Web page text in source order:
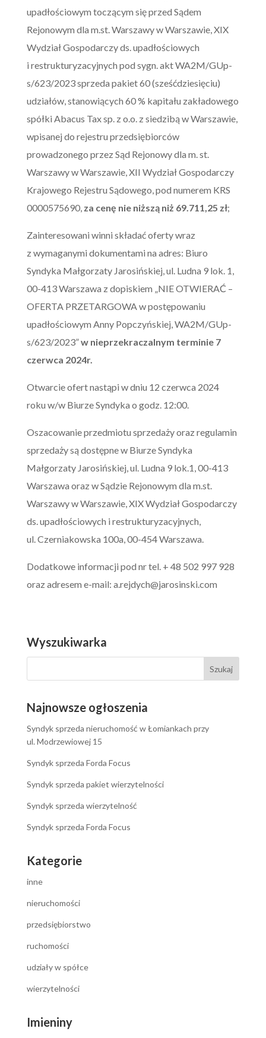
upadłościowym toczącym się przed Sądem
Rejonowym dla m.st. Warszawy w Warszawie, XIX
Wydział Gospodarczy ds. upadłościowych
i restrukturyzacyjnych pod sygn. akt WA2M/GUp-
s/623/2023 sprzeda pakiet 60 (sześćdziesięciu)
udziałów, stanowiących 60 % kapitału zakładowego
spółki Abacus Tax sp. z o.o. z siedzibą w Warszawie,
wpisanej do rejestru przedsiębiorców
prowadzonego przez Sąd Rejonowy dla m. st.
Warszawy w Warszawie, XII Wydział Gospodarczy
Krajowego Rejestru Sądowego, pod numerem KRS
0000575690, za cenę nie niższą niż 69.711,25 zł;
Zainteresowani winni składać oferty wraz
z wymaganymi dokumentami na adres: Biuro
Syndyka Małgorzaty Jarosińskiej, ul. Ludna 9 lok. 1,
00-413 Warszawa z dopiskiem „NIE OTWIERAĆ –
OFERTA PRZETARGOWA w postępowaniu
upadłościowym Anny Popczyńskiej, WA2M/GUp-
s/623/2023”w nieprzekraczalnym terminie 7
czerwca 2024r.
Otwarcie ofert nastąpi w dniu 12 czerwca 2024
roku w/w Biurze Syndyka o godz. 12:00.
Oszacowanie przedmiotu sprzedaży oraz regulamin
sprzedaży są dostępne w Biurze Syndyka
Małgorzaty Jarosińskiej, ul. Ludna 9 lok.1, 00-413
Warszawa oraz w Sądzie Rejonowym dla m.st.
Warszawy w Warszawie, XIX Wydział Gospodarczy
ds. upadłościowych i restrukturyzacyjnych,
ul. Czerniakowska 100a, 00-454 Warszawa.
Dodatkowe informacji pod nr tel. + 48 502 997 928
oraz adresem e-mail: a.rejdych@jarosinski.com
Wyszukiwarka
Najnowsze ogłoszenia
Syndyk sprzeda nieruchomość w Łomiankach przy
ul. Modrzewiowej 15
Syndyk sprzeda Forda Focus
Syndyk sprzeda pakiet wierzytelności
Syndyk sprzeda wierzytelność
Syndyk sprzeda Forda Focus
Kategorie
inne
nieruchomości
przedsiębiorstwo
ruchomości
udziały w spółce
wierzytelności
Imieniny